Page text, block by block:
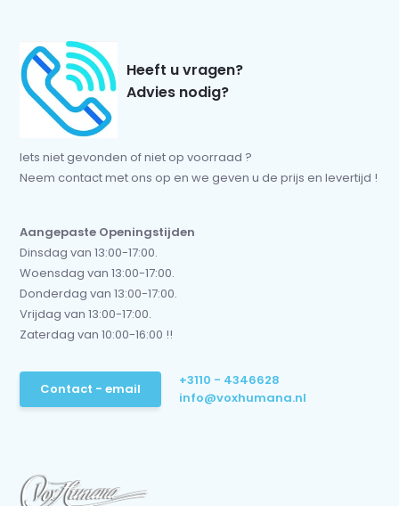
Heeft u vragen?
Advies nodig?
Iets niet gevonden of niet op voorraad ?
Neem contact met ons op en we geven u de prijs en levertijd !
Aangepaste Openingstijden
Dinsdag van 13:00-17:00.
Woensdag van 13:00-17:00.
Donderdag van 13:00-17:00.
Vrijdag van 13:00-17:00.
Zaterdag van 10:00-16:00 !!
Contact - email
+3110 - 4346628
info@voxhumana.nl